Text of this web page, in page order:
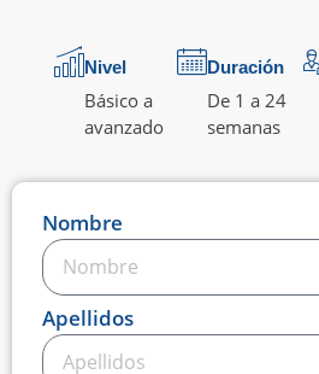
Nivel
Básico a
avanzado
Duración
De 1 a 24
semanas
Nombre
Apellidos